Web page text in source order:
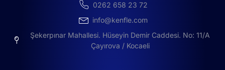
0262 658 23 72
info@kenfle.com
Şekerpınar Mahallesi. Hüseyin Demir Caddesi. No: 11/A
Çayırova / Kocaeli